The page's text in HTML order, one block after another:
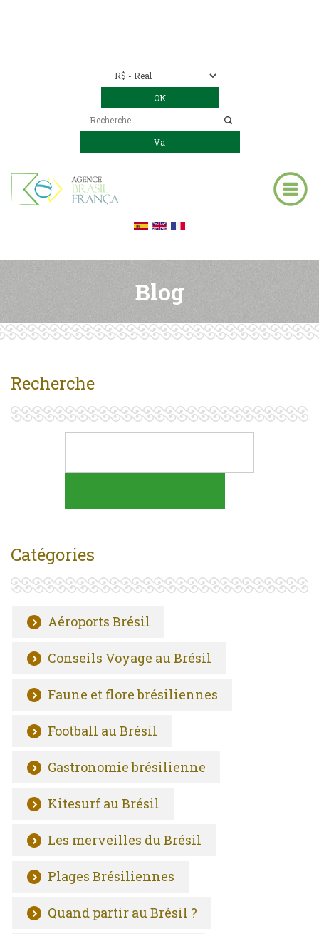
Blog
Recherche
Catégories
Aéroports Brésil
Conseils Voyage au Brésil
Faune et flore brésiliennes
Football au Brésil
Gastronomie brésilienne
Kitesurf au Brésil
Les merveilles du Brésil
Plages Brésiliennes
Quand partir au Brésil ?